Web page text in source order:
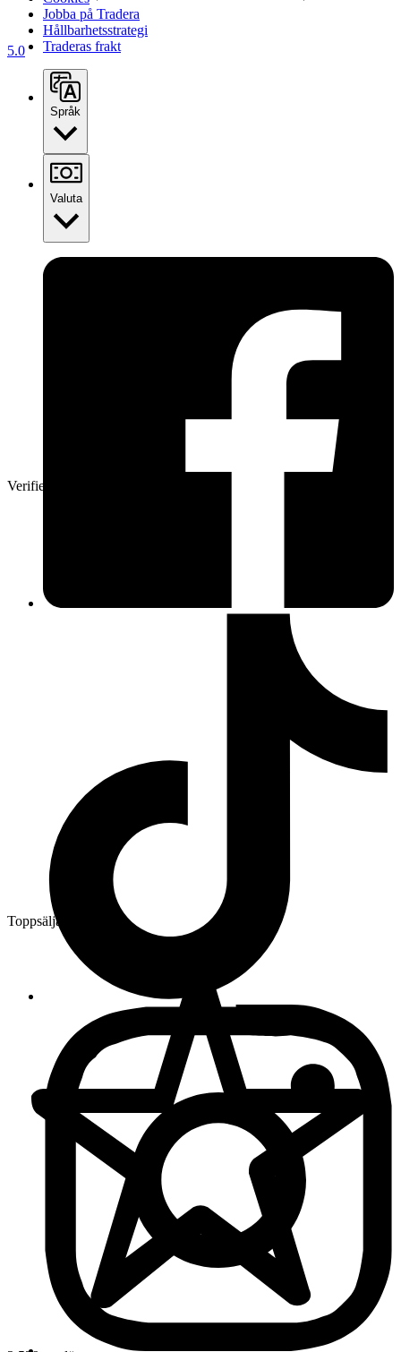
5.0
Verifierad
Toppsäljare
Jobba på Tradera
Hållbarhetsstrategi
Traderas frakt
Språk
Valuta